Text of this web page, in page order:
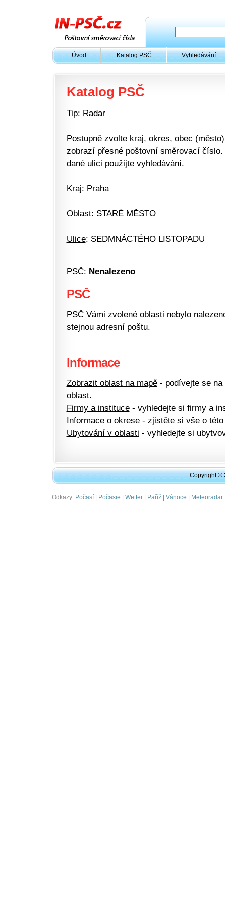
Úvod Katalog PSČ Vyhledávání
Katalog PSČ
Tip: Radar
Postupně zvolte kraj, okres, obec
zobrazí přesné poštovní směrovací
dané ulici použijte vyhledávání.
Kraj: Praha
Oblast: STARÉ MĚSTO
Ulice: SEDMNÁCTÉHO LISTOPADU
PSČ: Nenalezeno
PSČ
PSČ Vámi zvolené oblasti nebylo
stejnou adresní poštu.
Informace
Zobrazit oblast na mapě- podívejte se na
oblast.
Firmy a instituce- vyhledejte si firmy a
Informace o okrese- zjistěte si vše o této
Ubytování v oblasti - vyhledejte si
Copyright ©
Odkazy: Počasí| Počasie | Wetter| Paříž| Vánoce | Meteoradar